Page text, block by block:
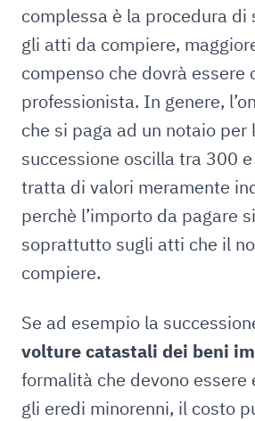
complessa è la procedura di
gli atti da compiere,
compenso che dovrà essere
professionista. In genere,
che si paga ad un notaio per
successione oscilla tra 300
tratta di valori meramente
perchè l’importo da pagare
soprattutto sugli atti che il
compiere.
Se ad esempio la
volture catastali dei beni
formalità che devono
gli eredi minorenni, il costo